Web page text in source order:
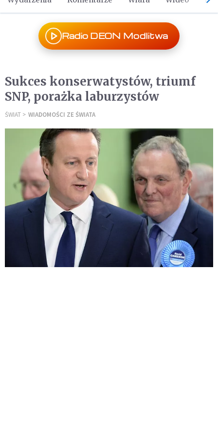
Radio DEON Modlitwa
Sukces konserwatystów, triumf
SNP, porażka laburzystów
ŚWIAT WIADOMOŚCI ZE ŚWIATA